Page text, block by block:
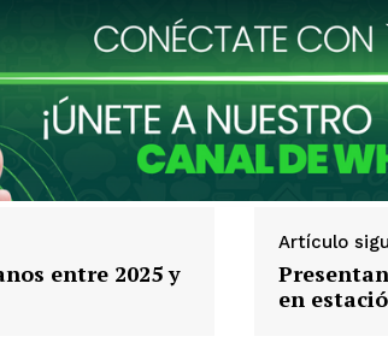
entre 2025 y
Artículo
en